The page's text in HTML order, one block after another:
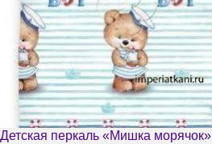
Детская перкаль «Мишка морячок»